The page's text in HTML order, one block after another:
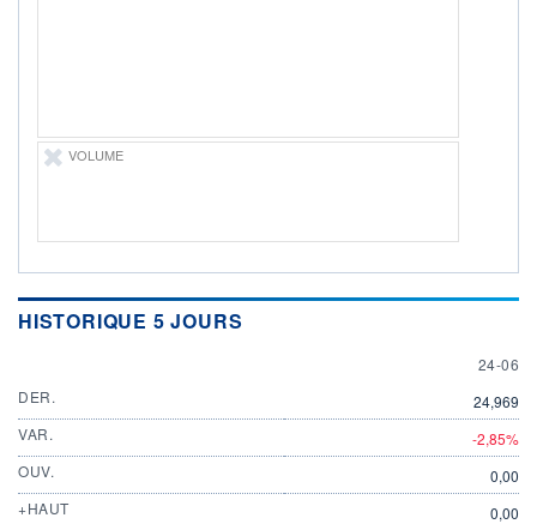
Non éligible
Boursobank
VOLUME
HISTORIQUE 5 JOURS
24
24-06
DER.
24,969
VAR.
-2,85%
OUV.
0,00
+HAUT
0,00